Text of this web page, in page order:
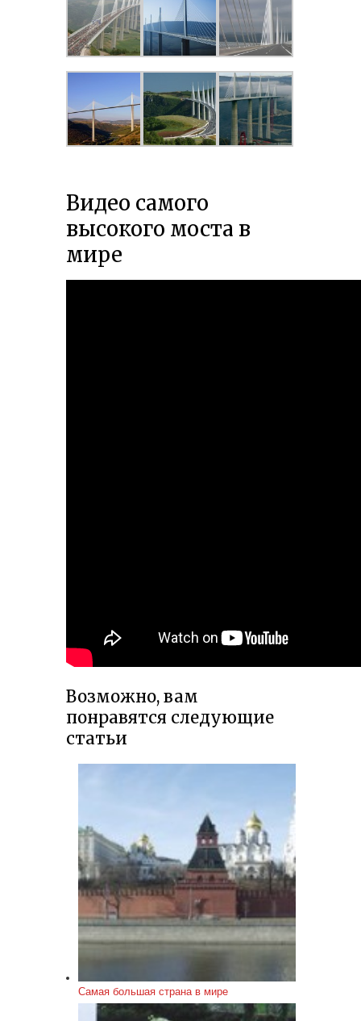
Видео самого
высокого моста в
мире
Возможно, вам
понравятся следующие
статьи
Самая большая страна в мире